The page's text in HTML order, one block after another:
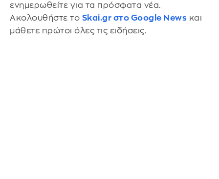
ενημερωθείτε για τα πρόσφατα νέα.
Ακολουθήστε το Skai.gr στο Google News και
μάθετε πρώτοι όλες τις ειδήσεις.